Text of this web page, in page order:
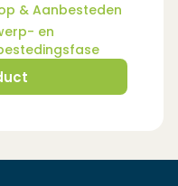
& Aanbesteden
en
nieuw venster)